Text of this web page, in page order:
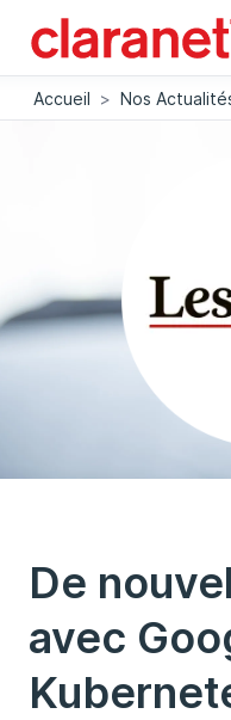
Accueil > Nos
De
avec